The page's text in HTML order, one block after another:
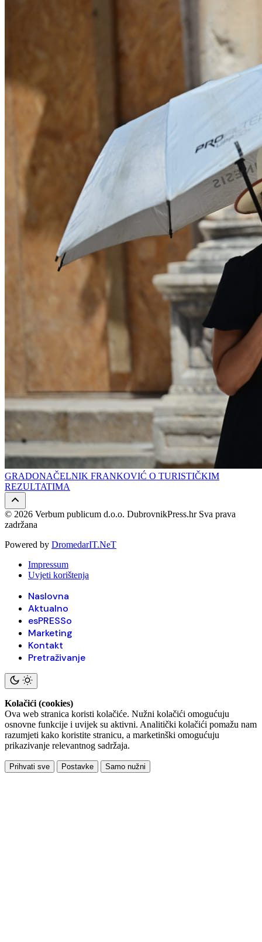
GRADONAČELNIK FRANKOVIĆ O TURISTIČKIM
REZULTATIMA
© 2026 Verbum publicum d.o.o. DubrovnikPress.hr Sva prava
zadržana
Powered by DromedarIT.NeT
Impressum
Uvjeti korištenja
Naslovna
Aktualno
esPRESSo
Marketing
Kontakt
Pretraživanje
Kolačići (cookies)
Ova web stranica koristi kolačiće. Nužni kolačići omogućuju
osnovne funkcije i uvijek su aktivni. Analitički kolačići pomažu nam
razumjeti kako koristite stranicu, a marketinški omogućuju
prikazivanje relevantnog sadržaja.
Prihvati sve Postavke Samo nužni